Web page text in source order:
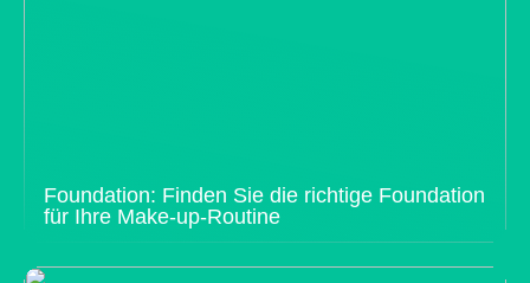
Foundation: Finden Sie die richtige Foundation
für Ihre Make-up-Routine